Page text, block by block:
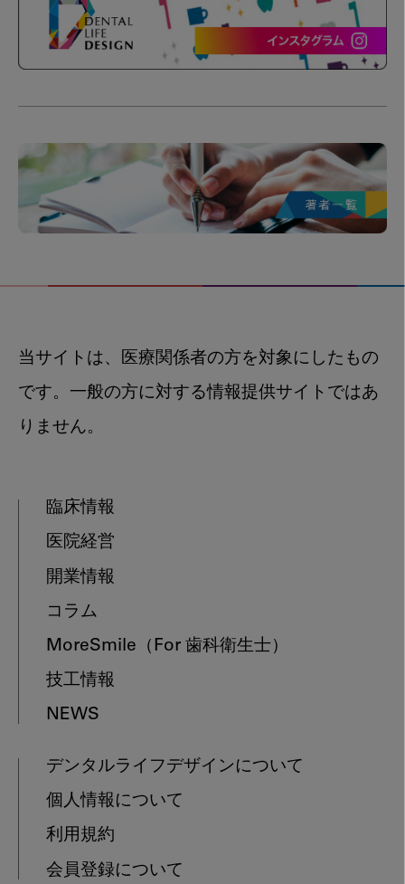
当サイトは、医療関係者の方を対象にしたもの
です。一般の方に対する情報提供サイトではあ
りません。
臨床情報
医院経営
開業情報
コラム
MoreSmile （For 歯科衛生士）
技工情報
NEWS
デンタルライフデザインについて
個人情報について
利用規約
会員登録について